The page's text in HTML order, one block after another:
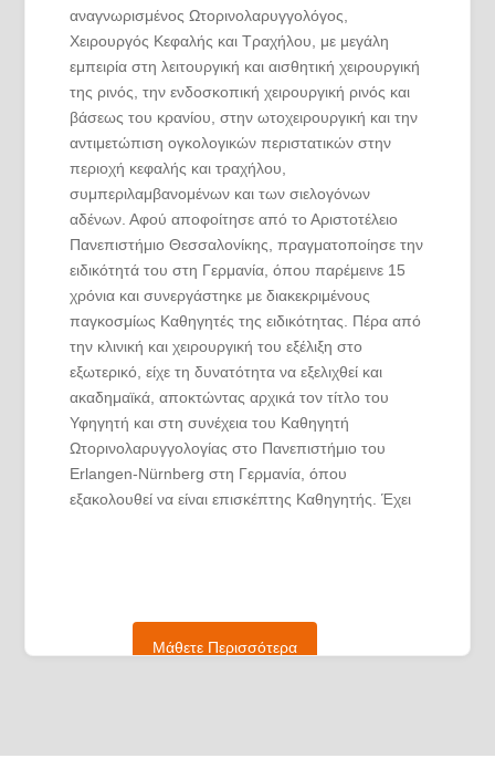
αναγνωρισμένος Ωτορινολαρυγγολόγος,
Χειρουργός Κεφαλής και Τραχήλου, με μεγάλη
εμπειρία στη λειτουργική και αισθητική χειρουργική
της ρινός, την ενδοσκοπική χειρουργική ρινός και
βάσεως του κρανίου, στην ωτοχειρουργική και την
αντιμετώπιση ογκολογικών περιστατικών στην
περιοχή κεφαλής και τραχήλου,
συμπεριλαμβανομένων και των σιελογόνων
αδένων. Αφού αποφοίτησε από το Αριστοτέλειο
Πανεπιστήμιο Θεσσαλονίκης, πραγματοποίησε την
ειδικότητά του στη Γερμανία, όπου παρέμεινε 15
χρόνια και συνεργάστηκε με διακεκριμένους
παγκοσμίως Καθηγητές της ειδικότητας. Πέρα από
την κλινική και χειρουργική του εξέλιξη στο
εξωτερικό, είχε τη δυνατότητα να εξελιχθεί και
ακαδημαϊκά, αποκτώντας αρχικά τον τίτλο του
Υφηγητή και στη συνέχεια του Καθηγητή
Ωτορινολαρυγγολογίας στο Πανεπιστήμιο του
Erlangen-Nürnberg στη Γερμανία, όπου
εξακολουθεί να είναι επισκέπτης Καθηγητής. Έχει
πάνω από 16.000 επεμβάσεις. Εκτελεί επεμβάσεις
στην Κλινική “ΑΓΙΟΣ ΛΟΥΚΑΣ” και έχει άψογη
δυνατή φροντίδα σε κάθε ασθενή,
Μάθετε Περισσότερα